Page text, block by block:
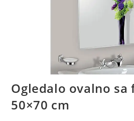
Ogledalo ovalno sa
50×70 cm